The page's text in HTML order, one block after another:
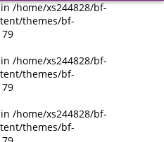
in/home/xs244828/bf-
themes/bf-
/home/xs244828/bf-
themes/bf-
/home/xs244828/bf-
themes/bf-